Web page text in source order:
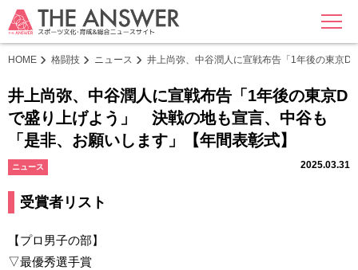
MENU
HOME 格闘技 ニュース 井上尚弥、中谷潤人に宣戦布告「1年後の東京
井上尚弥、中谷潤人に宣戦布告「1年後の東京D
で盛り上げよう」 決戦の地も宣言、中谷も
「是非、お願いします」【年間表彰式】
ニュース 2025.03.31
受賞者リスト
【プロ男子の部】
▽最優秀選手賞